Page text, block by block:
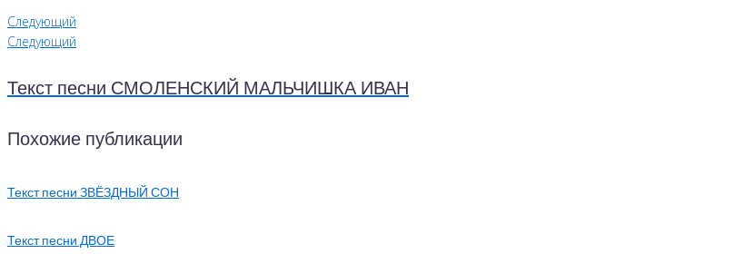
Следующий
Следующий
Текст песни СМОЛЕНСКИЙ МАЛЬЧИШКА ИВАН
Похожие публикации
Текст песни ЗВЁЗДНЫЙ СОН
Текст песни ДВОЕ